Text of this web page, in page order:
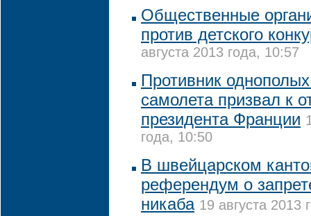
Общественные
против детского
августа 2013 года, 10:57
Противник
самолета призвал к
президента Франции
года, 10:50
В швейцарском
референдум о
никаба 19 августа 2013